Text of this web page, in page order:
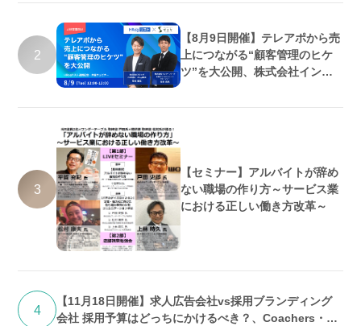
2
【8月9日開催】テレアポから売
上につながる“顧客管理のヒケ
ツ”を大公開、株式会社インタ
催
3
【セミナー】アルバイトが辞め
ない職場の作り方～サービス業
における正しい働き方改革～
4
【11月18日開催】求人広告会社vs採用ブランディング
会社 採用予算はどっちにかけるべき？、Coachers・株